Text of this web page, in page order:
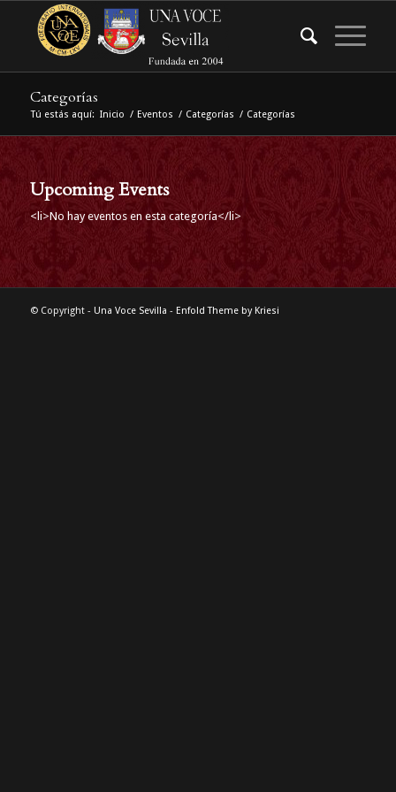
Categorías
Tú estás aquí: Inicio / Eventos / Categorías / Categorías
Upcoming Events
<li>No hay eventos en esta categoría</li>
© Copyright - Una Voce Sevilla - Enfold Theme by Kriesi